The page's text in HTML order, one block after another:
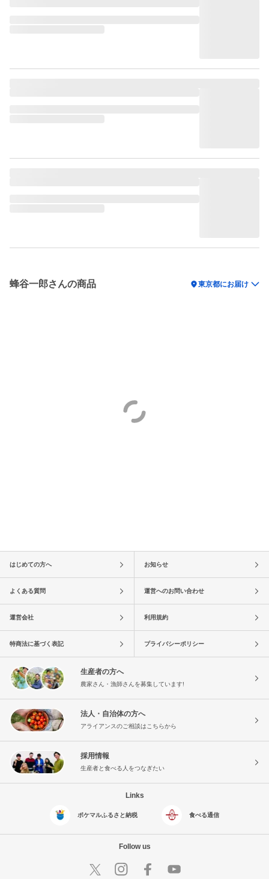
蜂谷一郎さんの商品 location_on東京都にお届け
はじめての方へ お知らせ
よくある質問 運営へのお問い合わせ
運営会社 利用規約
特商法に基づく表記 プライバシーポリシー
生産者の方へ
農家さん・漁師さんを募集しています!
法人・自治体の方へ
アライアンスのご相談はこちらから
採用情報
生産者と食べる人をつなぎたい
Links
ポケマルふるさと納税 食べる通信
Follow us